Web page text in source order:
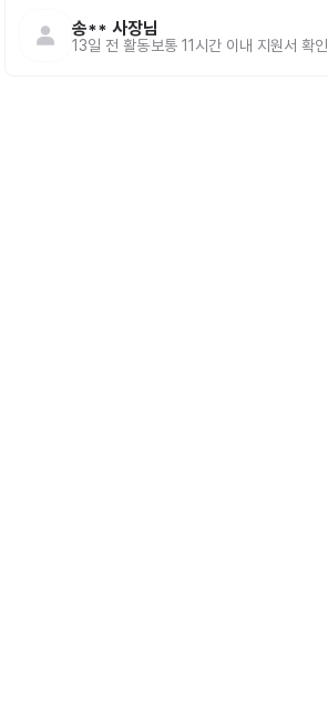
송** 사장님
13일 전 활동보통 11시간 이내 지원서 확인